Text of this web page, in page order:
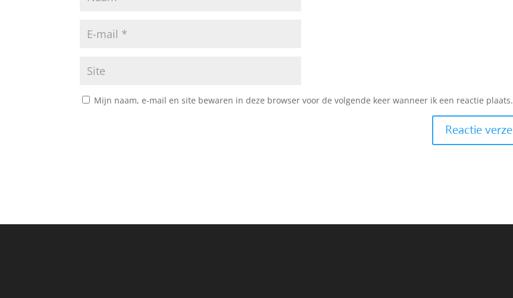
Mijn naam, e-mail en site bewaren in deze browser voor de volgende keer wanneer ik een reactie plaats.